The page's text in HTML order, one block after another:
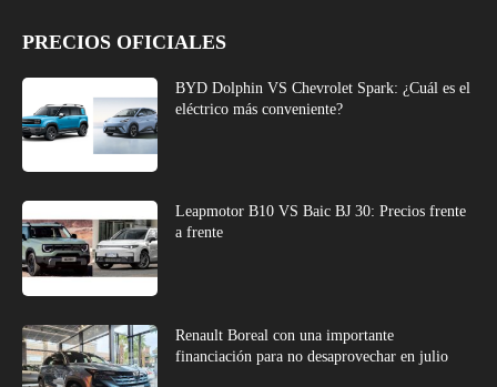
PRECIOS OFICIALES
BYD Dolphin VS Chevrolet Spark: ¿Cuál es el
eléctrico más conveniente?
Leapmotor B10 VS Baic BJ 30: Precios frente
a frente
Renault Boreal con una importante
financiación para no desaprovechar en julio